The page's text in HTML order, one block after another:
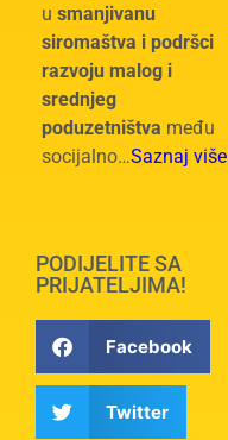
u smanjivanu
siromaštva i podršci
razvoju malog i
srednjeg
poduzetništva među
socijalno…Saznaj više
PODIJELITE SA
PRIJATELJIMA!
Facebook
Twitter